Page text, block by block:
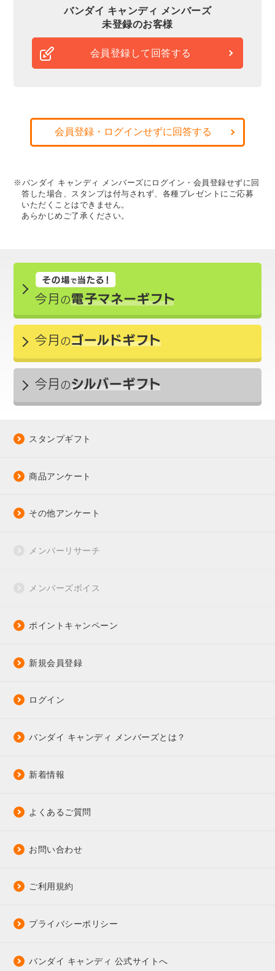
バンダイ キャンディ メンバーズ
未登録のお客様
会員登録して回答する
会員登録・ログインせずに回答する
※バンダイ キャンディ メンバーズにログイン・会員登録せずに回
答した場合、スタンプは付与されず、各種プレゼントにご応募
いただくことはできません。
あらかじめご了承ください。
スタンプギフト
商品アンケート
その他アンケート
メンバーリサーチ
メンバーズボイス
ポイントキャンペーン
新規会員登録
ログイン
バンダイ キャンディ メンバーズとは？
新着情報
よくあるご質問
お問い合わせ
ご利用規約
プライバシーポリシー
バンダイ キャンディ 公式サイトへ